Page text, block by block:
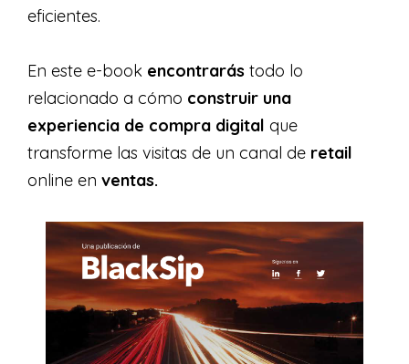
eficientes.
En este e-book encontrarás todo lo
relacionado a cómo construir una
experiencia de compra digital que
transforme las visitas de un canal de retail
online en ventas.